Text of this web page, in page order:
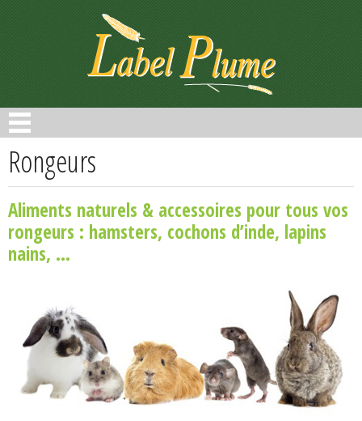
Rongeurs
Aliments naturels & accessoires pour tous vos
rongeurs : hamsters, cochons d’inde, lapins
nains, ...